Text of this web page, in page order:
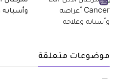
وأسبابه
موضوعات متعلقة